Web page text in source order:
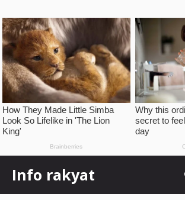
content
Info rakyat